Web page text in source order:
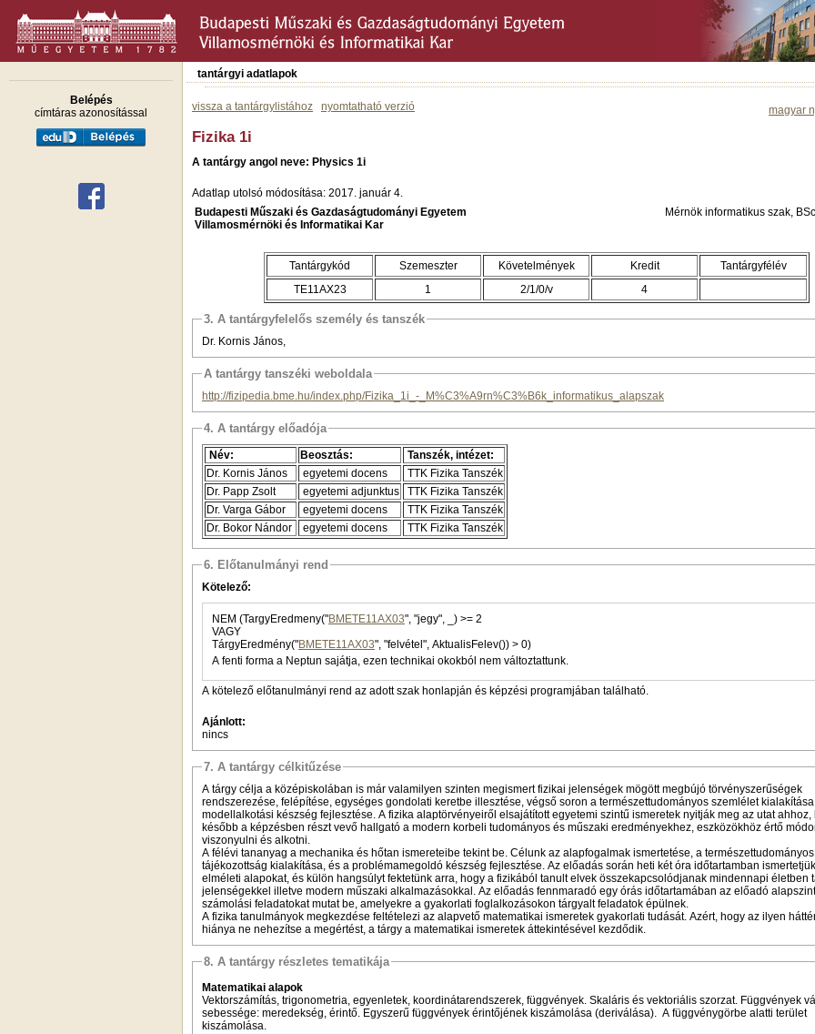
Belépés
címtáras azonosítással
tantárgyi adatlapok
magyar
vissza a tantárgylistához nyomtatható verzió
Fizika 1i
A tantárgy angol neve: Physics 1i
Adatlap utolsó módosítása: 2017. január 4.
Budapesti Műszaki és Gazdaságtudományi Egyetem
Villamosmérnöki és Informatikai Kar
Mérnök informatikus szak,
Tantárgykód Szemeszter Követelmények Kredit
Tantárgyfélév
TE11AX23
1 2/1/0/v 4
3. A tantárgyfelelős személy és tanszék
Dr. Kornis János,
A tantárgy tanszéki weboldala
http://fizipedia.bme.hu/index.php/Fizika_1i_-_M%C3%A9rn%C3%B6k_informatikus_alapszak
4. A tantárgy előadója
Név: Beosztás:
Tanszék, intézet:
Dr. Kornis János
egyetemi docens
TTK Fizika Tanszék
Dr. Papp Zsolt
egyetemi adjunktus
TTK Fizika Tanszék
Dr. Varga Gábor
egyetemi docens
TTK Fizika Tanszék
Dr. Bokor Nándor
egyetemi docens TTK Fizika Tanszék
6. Előtanulmányi rend
Kötelező:
NEM (TargyEredmeny("BMETE11AX03", "jegy", _) >= 2
VAGY
TárgyEredmény("BMETE11AX03", "felvétel", AktualisFelev()) > 0)
A fenti forma a Neptun sajátja, ezen technikai okokból nem változtattunk.
A kötelező előtanulmányi rend az adott szak honlapján és képzési programjában található.
Ajánlott:
nincs
7. A tantárgy célkitűzése
A tárgy célja a középiskolában is már valamilyen szinten megismert fizikai jelenségek mögött megbújó törvényszerűségek
rendszerezése, felépítése, egységes gondolati keretbe illesztése, végső soron a természettudományos szemlélet
modellalkotási készség fejlesztése. A fizika alaptörvényeiről elsajátított egyetemi szintű ismeretek nyitják meg az utat ahhoz,
később a képzésben részt vevő hallgató a modern korbeli tudományos és műszaki eredményekhez, eszközökhöz értő
viszonyulni és alkotni.
A félévi tananyag a mechanika és hőtan ismereteibe tekint be. Célunk az alapfogalmak ismertetése, a természettudományos
tájékozottság kialakítása, és a problémamegoldó készség fejlesztése. Az előadás során heti két óra időtartamban
elméleti alapokat, és külön hangsúlyt fektetünk arra, hogy a fizikából tanult elvek összekapcsolódjanak mindennapi életben
jelenségekkel illetve modern műszaki alkalmazásokkal. Az előadás fennmaradó egy órás időtartamában az előadó
számolási feladatokat mutat be, amelyekre a gyakorlati foglalkozásokon tárgyalt feladatok épülnek.
A fizika tanulmányok megkezdése feltételezi az alapvető matematikai ismeretek gyakorlati tudását. Azért, hogy az ilyen
hiánya ne nehezítse a megértést, a tárgy a matematikai ismeretek áttekintésével kezdődik.
8. A tantárgy részletes tematikája
Matematikai alapok
Vektorszámítás, trigonometria, egyenletek, koordinátarendszerek, függvények. Skaláris és vektoriális szorzat. Függvények
sebessége: meredekség, érintő. Egyszerű függvények érintőjének kiszámolása (deriválása). A függvénygörbe alatti terület
kiszámolása.